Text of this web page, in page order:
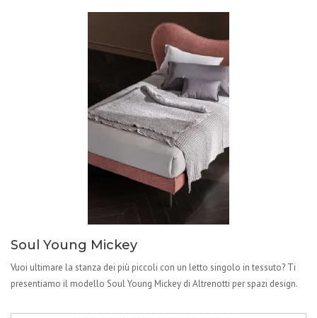
Soul Young Mickey
Vuoi ultimare la stanza dei più piccoli con un letto singolo in tessuto? Ti
presentiamo il modello Soul Young Mickey di Altrenotti per spazi design.